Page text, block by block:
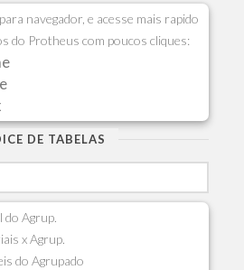
navegador, e acesse mais rapido
do Protheus com poucos cliques:
DE TABELAS
Agrup.
x Agrup.
do Agrupado